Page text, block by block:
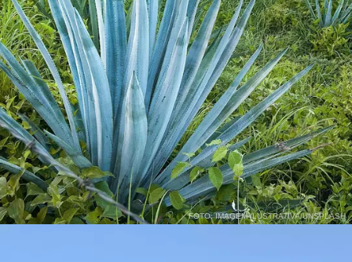
FOTO: IMAGEM ILUSTRATIVA/UNSPLASH